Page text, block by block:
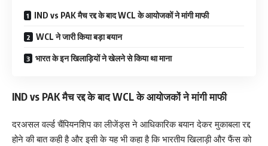
IND vs PAK मैच रद्द के बाद WCL के आयोजकों ने मांगी माफी
WCL ने जारी किया बड़ा बयान
भारत के इन खिलाड़ियों ने खेलने से किया था माना
IND vs PAK मैच रद्द के बाद WCL के आयोजकों ने मांगी माफी
दरअसल वर्ल्ड चैंपियनशिप का लीजेंड्स ने आधिकारिक बयान देकर मुकाबला रद्द
होने की बात कही है और इसी के यह भी कहा है कि भारतीय खिलाड़ी और फैंस को